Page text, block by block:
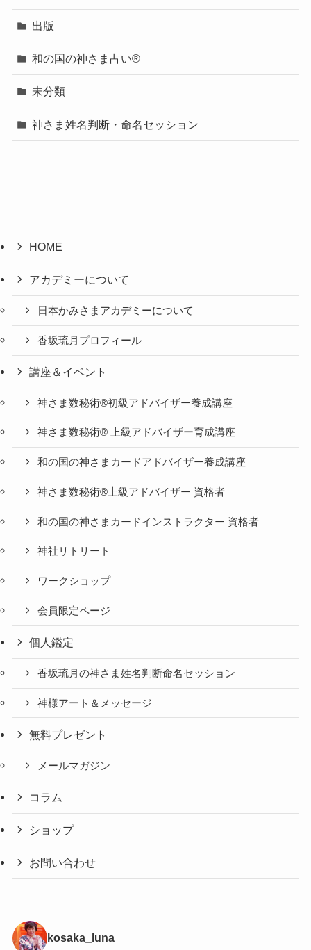
出版
和の国の神さま占い®
未分類
神さま姓名判断・命名セッション
HOME
アカデミーについて
日本かみさまアカデミーについて
香坂琉月プロフィール
講座＆イベント
神さま数秘術®初級アドバイザー養成講座
神さま数秘術® 上級アドバイザー育成講座
和の国の神さまカードアドバイザー養成講座
神さま数秘術®上級アドバイザー 資格者
和の国の神さまカードインストラクター 資格者
神社リトリート
ワークショップ
会員限定ページ
個人鑑定
香坂琉月の神さま姓名判断命名セッション
神様アート＆メッセージ
無料プレゼント
メールマガジン
コラム
ショップ
お問い合わせ
kosaka_luna